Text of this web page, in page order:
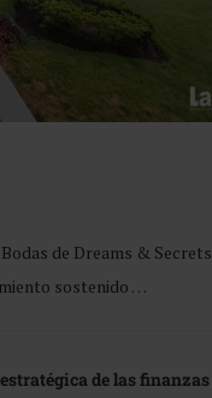
de Dreams & Secrets
sostenido …
de las finanzas